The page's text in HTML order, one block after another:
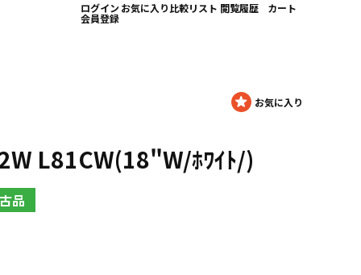
ログイン
会員登録
お気に入り 比較リスト 閲覧履歴 カート
L81CW(18"W/ﾎﾜｲﾄ/)
品